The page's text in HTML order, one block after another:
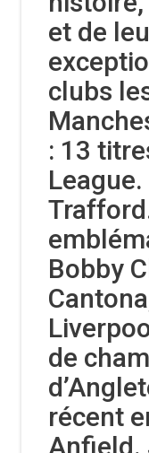
et de
clubs
: 13
League.
Bobby
de
récent
Anfield.